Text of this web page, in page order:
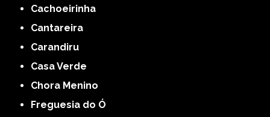
Cachoeirinha
Cantareira
Carandiru
Casa Verde
Chora Menino
Freguesia do Ó